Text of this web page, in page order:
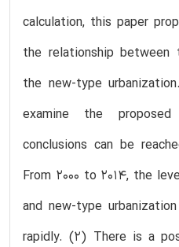
calculation, this paper
the relationship between
the new-type
examine the
conclusions can be
From 2000 to 2014, the
and new-type
rapidly. (2) There is a